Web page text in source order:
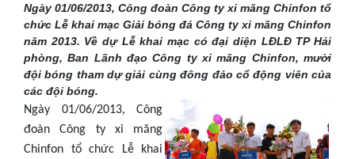
Ngày 01/06/2013, Công đoàn Công ty xi măng Chinfon tổ
chức Lễ khai mạc Giải bóng đá Công ty xi măng Chinfon
năm 2013. Về dự Lễ khai mạc có đại diện LĐLĐ TP Hải
phòng, Ban Lãnh đạo Công ty xi măng Chinfon, mười
đội bóng tham dự giải cùng đông đảo cổ động viên của
các đội bóng.
Ngày 01/06/2013, Công
đoàn Công ty xi măng
Chinfon tổ chức Lễ khai